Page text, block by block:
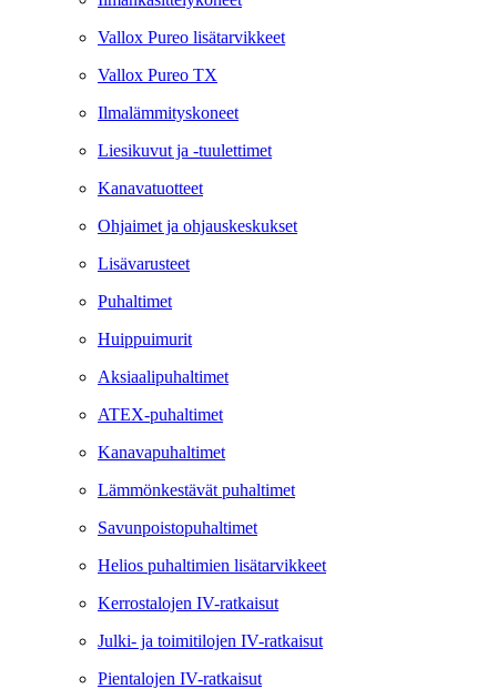
Vallox Pureo lisätarvikkeet
Vallox Pureo TX
Ilmalämmityskoneet
Liesikuvut ja -tuulettimet
Kanavatuotteet
Ohjaimet ja ohjauskeskukset
Lisävarusteet
Puhaltimet
Huippuimurit
Aksiaalipuhaltimet
ATEX-puhaltimet
Kanavapuhaltimet
Lämmönkestävät puhaltimet
Savunpoistopuhaltimet
Helios puhaltimien lisätarvikkeet
Kerrostalojen IV-ratkaisut
Julki- ja toimitilojen IV-ratkaisut
Pientalojen IV-ratkaisut